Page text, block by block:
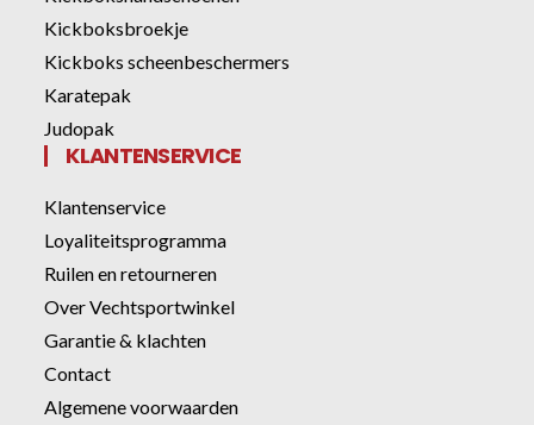
Kickboksbroekje
Kickboks scheenbeschermers
Karatepak
Judopak
KLANTENSERVICE
Klantenservice
Loyaliteitsprogramma
Ruilen en retourneren
Over Vechtsportwinkel
Garantie & klachten
Contact
Algemene voorwaarden